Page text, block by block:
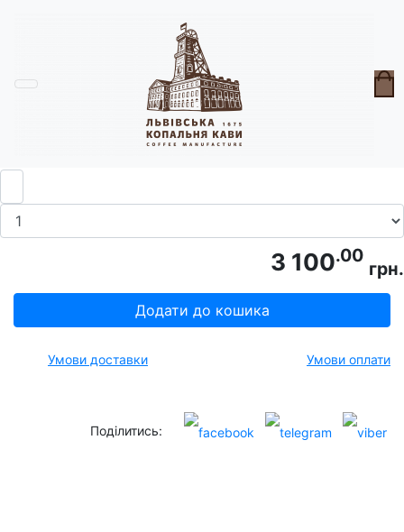
Турка мідна ZH Схід 320мл
3 100.00
грн.
Додати до кошика
Умови доставки Умови оплати
Поділитись: